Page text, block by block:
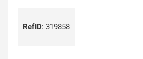
RefID: 319858